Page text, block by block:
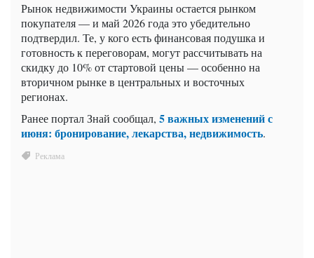
Рынок недвижимости Украины остается рынком
покупателя — и май 2026 года это убедительно
подтвердил. Те, у кого есть финансовая подушка и
готовность к переговорам, могут рассчитывать на
скидку до 10% от стартовой цены — особенно на
вторичном рынке в центральных и восточных
регионах.
Ранее портал Знай сообщал, 5 важных изменений с
июня: бронирование, лекарства, недвижимость.